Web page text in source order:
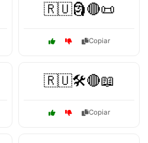
🇷🇺🗿🔴📜
Copiar
🇷🇺🛠️🔴📖
Copiar